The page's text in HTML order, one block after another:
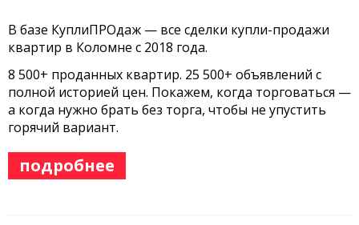
В базе КуплиПРОдаж — все сделки купли-продажи
квартир в Коломне с 2018 года.
8 500+ проданных квартир. 25 500+ объявлений с
полной историей цен. Покажем, когда торговаться —
а когда нужно брать без торга, чтобы не упустить
горячий вариант.
подробнее